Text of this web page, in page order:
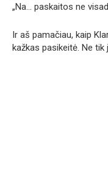
„Na… paskaitos ne
Ir aš pamačiau, kaip
kažkas pasikeitė. Ne